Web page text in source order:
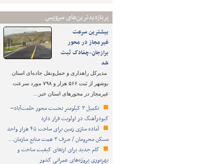
پربازدیدترین‌های سرویس
بیشترین سرعت
غیرمجاز در محور
برازجان-چغادک ثبت
شد
مدیرکل راهداری و حمل‌ونقل جاده‌ای استان
بوشهر از ثبت ۵۶۶ هزار و ۷۹۸ مورد سرعت
غیرمجاز در محورهای استان خبر…
تکمیل ۳ کیلومتر نخست محور خلعت‌آباد–
کبودرآهنگ در اولویت قرار دارد
آماده سازی زمین برای ساخت ۴۵ هزار واحد
مسکن محرومان / صرف ۳ همت منابع سازمان…
گام جدید برای ارتقای کیفیت ساخت و
بهره‌وری پروژه‌های عمرانی کشور